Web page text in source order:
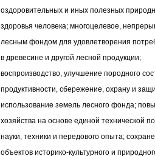
оздоровительных и иных полезных
здоровья человека; многоцелевое,
лесным фондом для удовлетворения
в древесине и другой лесной продукции;
воспроизводство, улучшение породного
продуктивности, сбережение, охрану и
использование земель лесного фонда;
хозяйства на основе единой технической
науки, техники и передового опыта;
объектов историко-культурного и